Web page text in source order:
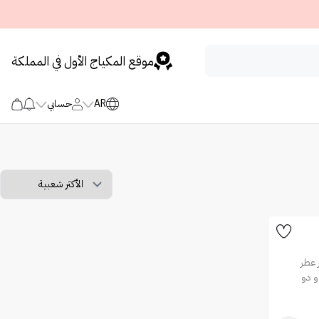
موقع المكياج الأول في المملكة
AR حسابي